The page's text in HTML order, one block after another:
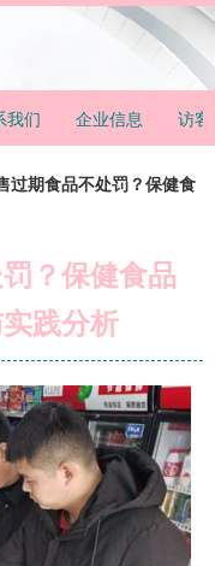
我们 企业信息 访客
过期食品不处罚？保健食
？保健食品
践分析